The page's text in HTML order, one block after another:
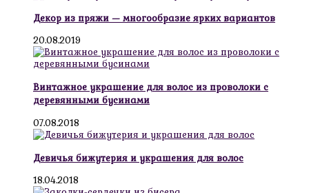
Декор из пряжи — многообразие ярких вариантов
20.08.2019
Винтажное украшение для волос из проволоки с
деревянными бусинами
07.08.2018
Девичья бижутерия и украшения для волос
18.04.2018